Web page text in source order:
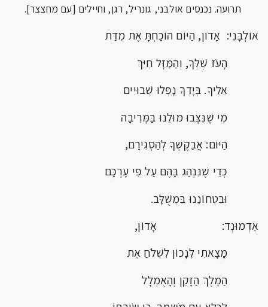
תרועה. נכנסים אולבני, גונריל, רגן, וחיילים [עם מחצצר].
אוֹלְבָּנִי: אָדוֹן, הַיּוֹם הוֹכַחְתָּ אֶת מִדַּת
הָעֹז שֶׁלְּךָ, וְהַמַּזָּל חִיֵּךְ
אֵלֶיךָ. בְּיָדְךָ נָפְלוּ שְׁבוּיִים
מִי שֶׁנִּצְּבוּ מוּלֵנוּ בַּמְּרִיבָה
הַיּוֹם: אֲבַקֶּשְׁךָ לְהַסְגִּירָם,
כְּדֵי שֶׁנִּנְהַג בָּהֶם עַל פִּי עֶרְכָּם
וּבִטְחוֹנֵנוּ בִּמְשֻׁלָּב.
אֶדְמוּנְד: אָדוֹן,
מָצָאתִי לְנָכוֹן לִשְׁלֹחַ אֶת
הַמֶּלֶךְ הַזָּקֵן וְהָאֻמְלָל